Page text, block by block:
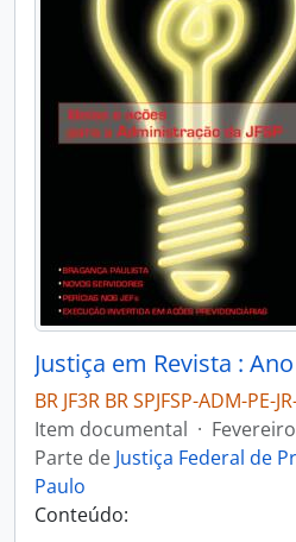
BR JF3R BR SPJFSP-ADM-PE-
Item documental ·
Parte de Justiça Federal de
Paulo
Conteúdo: